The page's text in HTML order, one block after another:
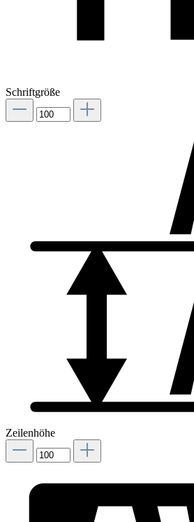
Schriftgröße
Zeilenhöhe